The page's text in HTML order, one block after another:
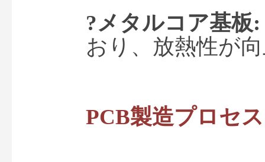
?メタルコア基板:
おり、放熱性が
PCB製造プロセ